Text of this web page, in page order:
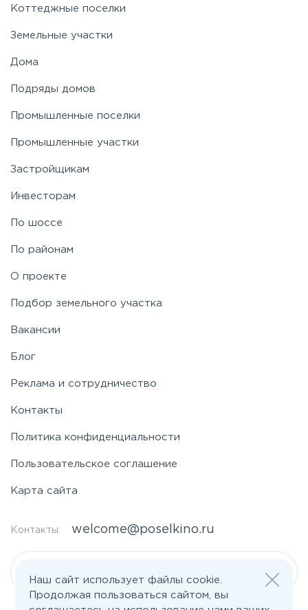
Коттеджные поселки
Земельные участки
Дома
Подряды домов
Промышленные поселки
Промышленные участки
Застройщикам
Инвесторам
По шоссе
По районам
О проекте
Подбор земельного участка
Вакансии
Блог
Реклама и сотрудничество
Контакты
Политика конфиденциальности
Пользовательское соглашение
Карта сайта
Контакты: welcome@poselkino.ru
Наш сайт использует файлы cookie.
Продолжая пользоваться сайтом, вы